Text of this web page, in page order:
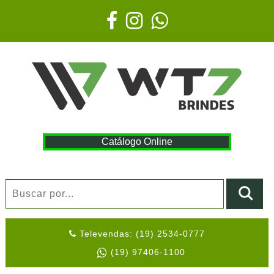
Catálogo Online
Televendas: (19) 2534-0777
(19) 97406-1100